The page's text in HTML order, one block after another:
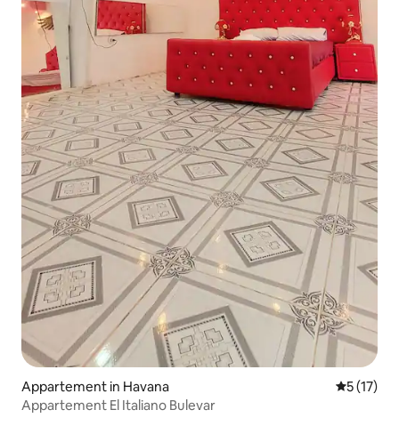
Appartement in Havana
5 (17)
Appartement El Italiano Bulevar